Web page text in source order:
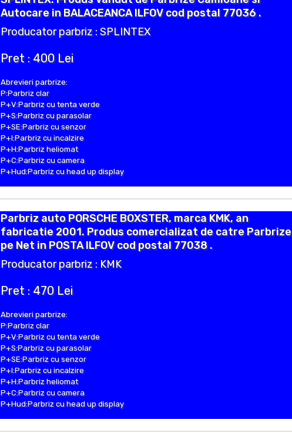
Autocare in BALACEANCA ILFOV cod postal 77036 .
Producator parbriz : SPLINTEX
Pret : 400 Lei
Abrevieri parbrize:
P:Parbriz clar
P+V:Parbriz cu tenta verde
P+S:Parbriz cu parasolar
P+SE:Parbriz cu senzor
P+I:Parbriz cu incalzire
P+H:Parbriz heliomat
P+C:Parbriz cu camera
P+Hud:Parbriz cu head up display
Parbriz auto PORSCHE BOXSTER, marca KMK, an
fabricatie 2001. Produs comercializat de catre Parbrize
pe Net in POSTA ILFOV cod postal 77038 .
Producator parbriz : KMK
Pret : 470 Lei
Abrevieri parbrize:
P:Parbriz clar
P+V:Parbriz cu tenta verde
P+S:Parbriz cu parasolar
P+SE:Parbriz cu senzor
P+I:Parbriz cu incalzire
P+H:Parbriz heliomat
P+C:Parbriz cu camera
P+Hud:Parbriz cu head up display